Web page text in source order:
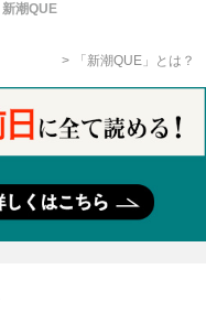
新潮QUE
「新潮QUE」とは？